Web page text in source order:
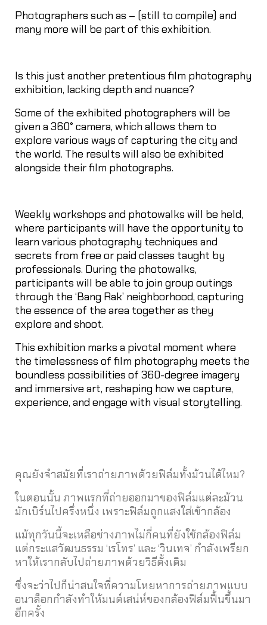
Photographers such as – (still to compile) and
many more will be part of this exhibition.
Is this just another pretentious film photography
exhibition, lacking depth and nuance?
Some of the exhibited photographers will be
given a 360° camera, which allows them to
explore various ways of capturing the city and
the world. The results will also be exhibited
alongside their film photographs.
Weekly workshops and photowalks will be held,
where participants will have the opportunity to
learn various photography techniques and
secrets from free or paid classes taught by
professionals. During the photowalks,
participants will be able to join group outings
through the ‘Bang Rak’ neighborhood, capturing
the essence of the area together as they
explore and shoot.
This exhibition marks a pivotal moment where
the timelessness of film photography meets the
boundless possibilities of 360-degree imagery
and immersive art, reshaping how we capture,
experience, and engage with visual storytelling.
คุณยังจำสมัยที่เราถ่ายภาพด้วยฟิล์มทั้งม้วนได้ไหม?
ในตอนนั้น ภาพแรกที่ถ่ายออกมาของฟิล์มแต่ละม้วน
มักเบิร์นไปครึ่งหนึ่ง เพราะฟิล์มถูกแสงใส่เข้ากล้อง
แม้ทุกวันนี้จะเหลือช่างภาพไม่กี่คนที่ยังใช้กล้องฟิล์ม
แต่กระแสวัฒนธรรม ‘เรโทร’ และ ‘วินเทจ’ กำลังเพรียก
หาให้เรากลับไปถ่ายภาพด้วยวิธีดั้งเดิม
ซึ่งจะว่าไปก็น่าสนใจที่ความโหยหาการถ่ายภาพแบบ
อนาล็อกกำลังทำให้มนต์เสน่ห์ของกล้องฟิล์มฟื้นขึ้นมา
อีกครั้ง